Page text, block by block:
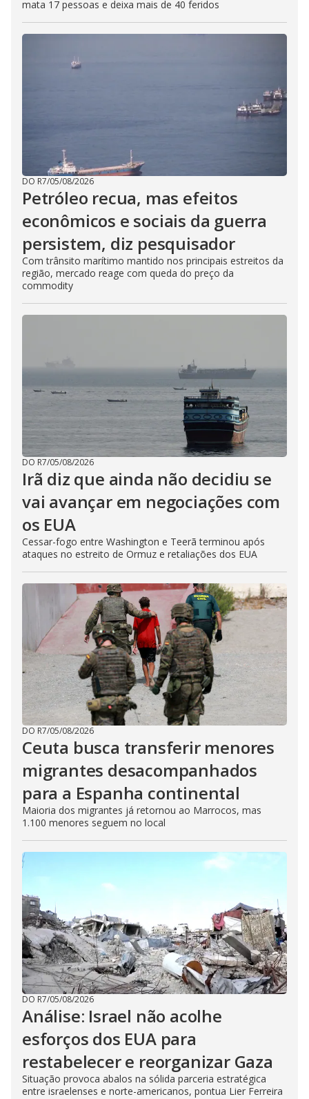
mata 17 pessoas e deixa mais de 40 feridos
DO R7/05/08/2026
Petróleo recua, mas efeitos
econômicos e sociais da guerra
persistem, diz pesquisador
Com trânsito marítimo mantido nos principais estreitos da
região, mercado reage com queda do preço da
commodity
DO R7/05/08/2026
Irã diz que ainda não decidiu se
vai avançar em negociações com
os EUA
Cessar-fogo entre Washington e Teerã terminou após
ataques no estreito de Ormuz e retaliações dos EUA
DO R7/05/08/2026
Ceuta busca transferir menores
migrantes desacompanhados
para a Espanha continental
Maioria dos migrantes já retornou ao Marrocos, mas
1.100 menores seguem no local
DO R7/05/08/2026
Análise: Israel não acolhe
esforços dos EUA para
restabelecer e reorganizar Gaza
Situação provoca abalos na sólida parceria estratégica
entre israelenses e norte-americanos, pontua Lier Ferreira